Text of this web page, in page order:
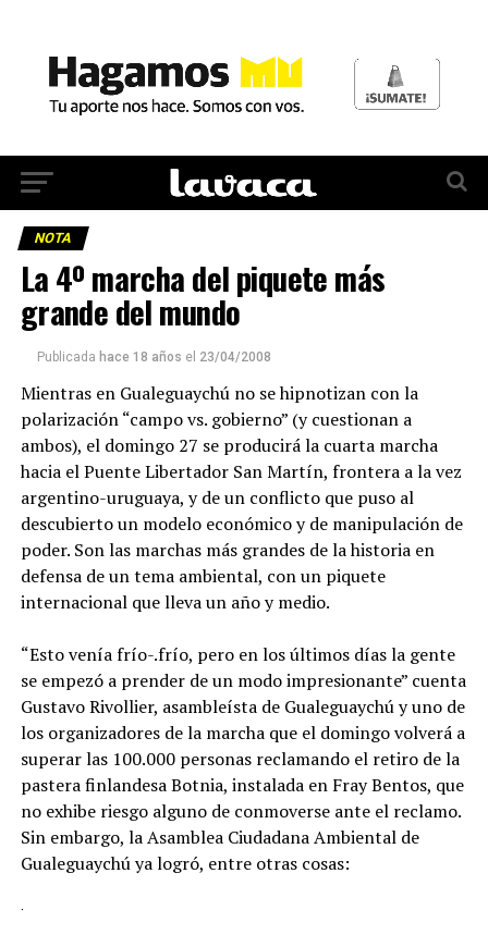
NOTA
La 4º marcha del piquete más
grande del mundo
Publicada hace 18 años el 23/04/2008
Mientras en Gualeguaychú no se hipnotizan con la
polarización “campo vs. gobierno” (y cuestionan a
ambos), el domingo 27 se producirá la cuarta marcha
hacia el Puente Libertador San Martín, frontera a la vez
argentino-uruguaya, y de un conflicto que puso al
descubierto un modelo económico y de manipulación de
poder. Son las marchas más grandes de la historia en
defensa de un tema ambiental, con un piquete
internacional que lleva un año y medio.
“Esto venía frío-.frío, pero en los últimos días la gente
se empezó a prender de un modo impresionante” cuenta
Gustavo Rivollier, asambleísta de Gualeguaychú y uno de
los organizadores de la marcha que el domingo volverá a
superar las 100.000 personas reclamando el retiro de la
pastera finlandesa Botnia, instalada en Fray Bentos, que
no exhibe riesgo alguno de conmoverse ante el reclamo.
Sin embargo, la Asamblea Ciudadana Ambiental de
Gualeguaychú ya logró, entre otras cosas:
·